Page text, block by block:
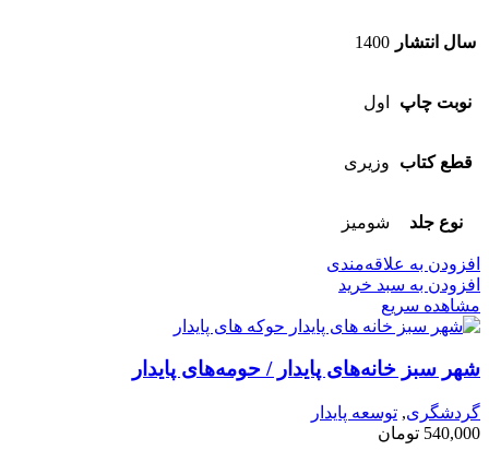
سال انتشار 1400
نوبت چاپ اول
قطع کتاب وزیری
نوع جلد شومیز
افزودن به علاقه‌مندی
افزودن به سبد خرید
مشاهده سریع
شهر سبز خانه‌های پایدار / حومه‌های پایدار
گردشگری, توسعه پایدار
540,000 تومان